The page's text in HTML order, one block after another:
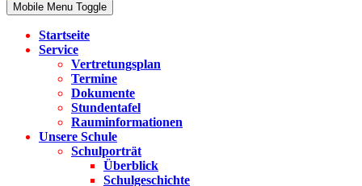
Mobile Menu Toggle
Startseite
Service
Vertretungsplan
Termine
Dokumente
Stundentafel
Rauminformationen
Unsere Schule
Schulporträt
Überblick
Schulgeschichte